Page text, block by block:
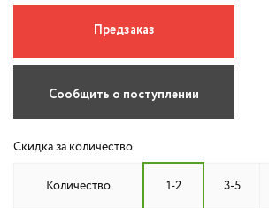
Предзаказ
Сообщить о поступлении
Скидка за количество
Количество 1-2 3-5